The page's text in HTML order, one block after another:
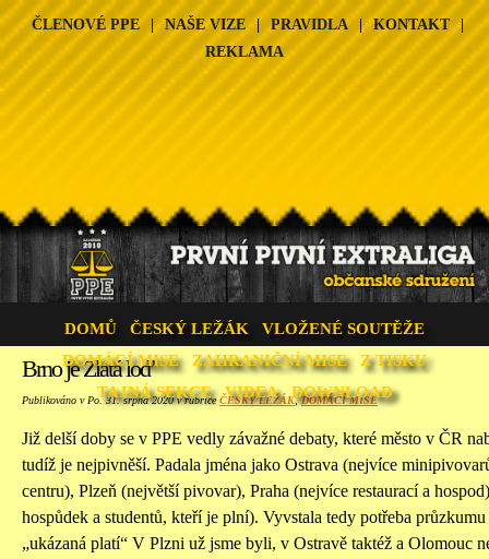
ČLENOVÉ PPE | NAŠE VIZE | PRAVIDLA | KONTAKT |
REKLAMA
DOMŮ ČESKÝ LEŽÁK
VLOŽENÉ SOUTĚŽE
DOMÁCÍ MISE
ZAHRANIČNÍ MISE
Z TISKU
TAJNÁ SEKCE
VIDEA DOWNLOAD
Brno je Zlatá loď
Publikováno v Po. 31. srpna 2020 v rubriceČESKÝ LEŽÁK,DOMÁCÍ MISE
Již delší doby se v PPE vedly závažné debaty, které město v ČR
tudíž je nejpivněší. Padala jména jako Ostrava (nejvíce
centru), Plzeň (největší pivovar), Praha (nejvíce restaurací a
hospůdek a studentů, kteří je plní). Vyvstala tedy potřeba
„ukázaná platí“ V Plzni už jsme byli, v Ostravě taktéž a Olomouc